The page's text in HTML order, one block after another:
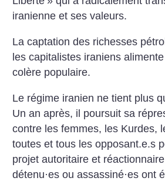
iranienne et ses valeurs.
La captation des richesses
les capitalistes iraniens
colère populaire.
Le régime iranien ne tient plus
Un an après, il poursuit sa
contre les femmes, les Kurdes,
toutes et tous les opposant.e.s
projet autoritaire et
détenu·es ou assassiné·es ont